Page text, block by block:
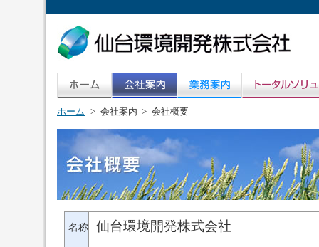
ホーム > 会社案内 > 会社概要
名称 仙台環境開発株式会社